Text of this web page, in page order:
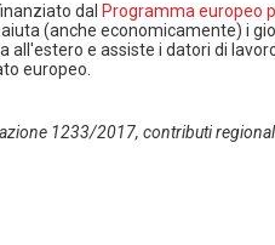
dal Programma europeo
aiuta (anche economicamente) i
e assiste i datori di
europeo.
1233/2017, contributi